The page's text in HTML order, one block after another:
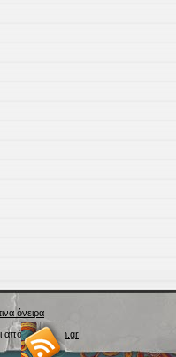
όνειρα
απόBlogs.sch.gr